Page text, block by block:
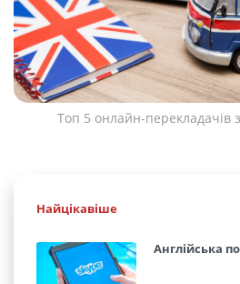
Топ 5 онлайн-перекладачів
Найцікавіше
Англійська